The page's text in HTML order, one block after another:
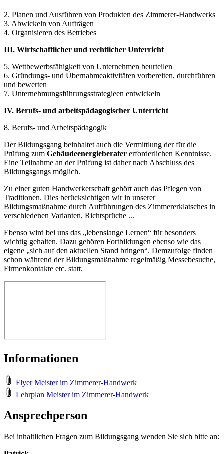
2. Planen und Ausführen von Produkten des Zimmerer-Handwerks
3. Abwickeln von Aufträgen
4. Organisieren des Betriebes
III. Wirtschaftlicher und rechtlicher Unterricht
5. Wettbewerbsfähigkeit von Unternehmen beurteilen
6. Gründungs- und Übernahmeaktivitäten vorbereiten, durchführen
und bewerten
7. Unternehmungsführungsstrategieen entwickeln
IV. Berufs- und arbeitspädagogischer Unterricht
8. Berufs- und Arbeitspädagogik
Der Bildungsgang beinhaltet auch die Vermittlung der für die
Prüfung zum Gebäudeenergieberater erforderlichen Kenntnisse.
Eine Teilnahme an der Prüfung ist daher nach Abschluss des
Bildungsgangs möglich.
Zu einer guten Handwerkerschaft gehört auch das Pflegen von
Traditionen. Dies berücksichtigen wir in unserer
Bildungsmaßnahme durch Aufführungen des Zimmererklatsches in
verschiedenen Varianten, Richtsprüche ...
Ebenso wird bei uns das „lebenslange Lernen“ für besonders
wichtig gehalten. Dazu gehören Fortbildungen ebenso wie das
eigene „sich auf den aktuellen Stand bringen“. Demzufolge finden
schon während der Bildungsmaßnahme regelmäßig Messebesuche,
Firmenkontakte etc. statt.
Informationen
Flyer Meister im Zimmerer-Handwerk
Lehrplan Meister im Zimmerer-Handwerk
Ansprechperson
Bei inhaltlichen Fragen zum Bildungsgang wenden Sie sich bitte an: